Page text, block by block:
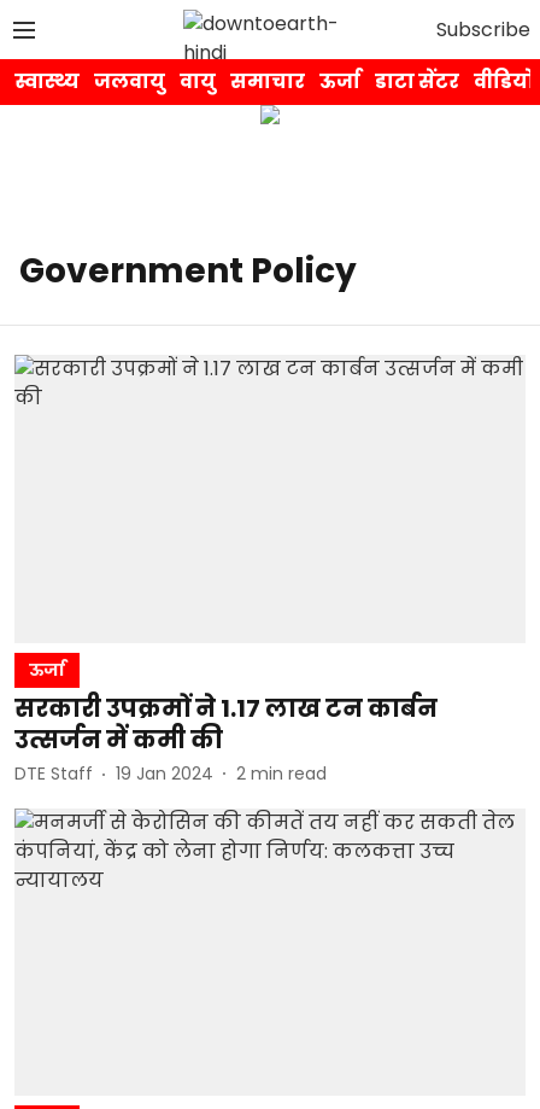
Subscribe
स्वास्थ्य जलवायु वायु समाचार ऊर्जा डाटा सेंटर वीडियो
Government Policy
ऊर्जा
सरकारी उपक्रमों ने 1.17 लाख टन कार्बन
उत्सर्जन में कमी की
DTE Staff 19 Jan 2024 2 min read